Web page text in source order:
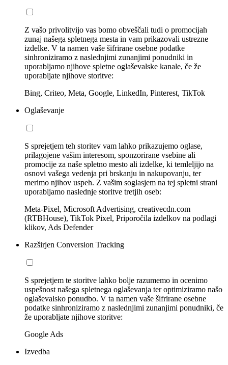
Z vašo privolitvijo vas bomo obveščali tudi o promocijah
zunaj našega spletnega mesta in vam prikazovali ustrezne
izdelke. V ta namen vaše šifrirane osebne podatke
sinhroniziramo z naslednjimi zunanjimi ponudniki in
uporabljamo njihove spletne oglaševalske kanale, če že
uporabljate njihove storitve:
Bing, Criteo, Meta, Google, LinkedIn, Pinterest, TikTok
Oglaševanje
S sprejetjem teh storitev vam lahko prikazujemo oglase,
prilagojene vašim interesom, sponzorirane vsebine ali
promocije za naše spletno mesto ali izdelke, ki temleljijo na
osnovi vašega vedenja pri brskanju in nakupovanju, ter
merimo njihov uspeh. Z vašim soglasjem na tej spletni strani
uporabljamo naslednje storitve tretjih oseb:
Meta-Pixel, Microsoft Advertising, creativecdn.com
(RTBHouse), TikTok Pixel, Priporočila izdelkov na podlagi
klikov, Ads Defender
Razširjen Conversion Tracking
S sprejetjem te storitve lahko bolje razumemo in ocenimo
uspešnost našega spletnega oglaševanja ter optimiziramo našo
oglaševalsko ponudbo. V ta namen vaše šifrirane osebne
podatke sinhroniziramo z naslednjimi zunanjimi ponudniki, če
že uporabljate njihove storitve:
Google Ads
Izvedba